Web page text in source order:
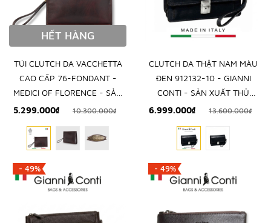
HẾT HÀNG
TÚI CLUTCH DA VACCHETTA
CAO CẤP 76-FONDANT -
MEDICI OF FLORENCE - SẢN
XUẤT THỦ CÔNG TẠI ITALY
5.299.000₫ 10.300.000₫
CLUTCH DA THẬT NAM MÀU
ĐEN 912132-10 - GIANNI
CONTI - SẢN XUẤT THỦ
CÔNG TẠI ITALY
6.999.000₫ 13.600.000₫
- 49% - 49%